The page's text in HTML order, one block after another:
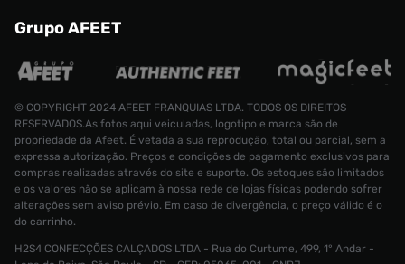
Tênis adidas Stan Smith Bonega Feminino
Grupo AFEET
© COPYRIGHT 2024 AFEET FRANQUIAS LTDA. TODOS OS DIREITOS
RESERVADOS.As fotos aqui veiculadas, logotipo e marca são de
propriedade da Afeet. É vetada a sua reprodução, total ou parcial, sem a
expressa autorização. Preços e condições de pagamento exclusivos para
compras realizadas através do site e suporte. Os estoques são limitados
e os valores não se aplicam à nossa rede de lojas físicas podendo sofrer
alterações sem aviso prévio. Em caso de divergência, o preço válido é o
do carrinho.
H2S4 CONFECÇÕES CALÇADOS LTDA - Rua do Curtume, 499, 1° Andar -